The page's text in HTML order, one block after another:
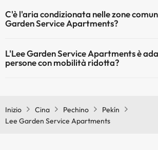
su 24
C'è l'aria condizionata nelle zone
Garden Service Apartments?
nelle aree comuni.
L'Lee Garden Service Apartments è
persone con mobilità ridotta?
Inizio
Cina Pechino
Pekín
Lee Garden Service Apartments